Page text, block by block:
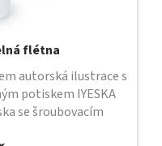
flétna
autorská ilustrace s
potiskem IYESKA
se šroubovacím